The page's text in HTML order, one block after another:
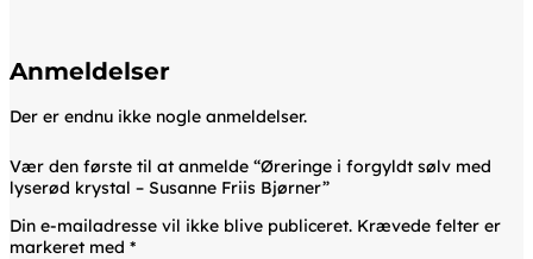
Anmeldelser
Der er endnu ikke nogle anmeldelser.
Vær den første til at anmelde “Øreringe i forgyldt sølv med
lyserød krystal – Susanne Friis Bjørner”
Din e-mailadresse vil ikke blive publiceret. Krævede felter er
markeret med *